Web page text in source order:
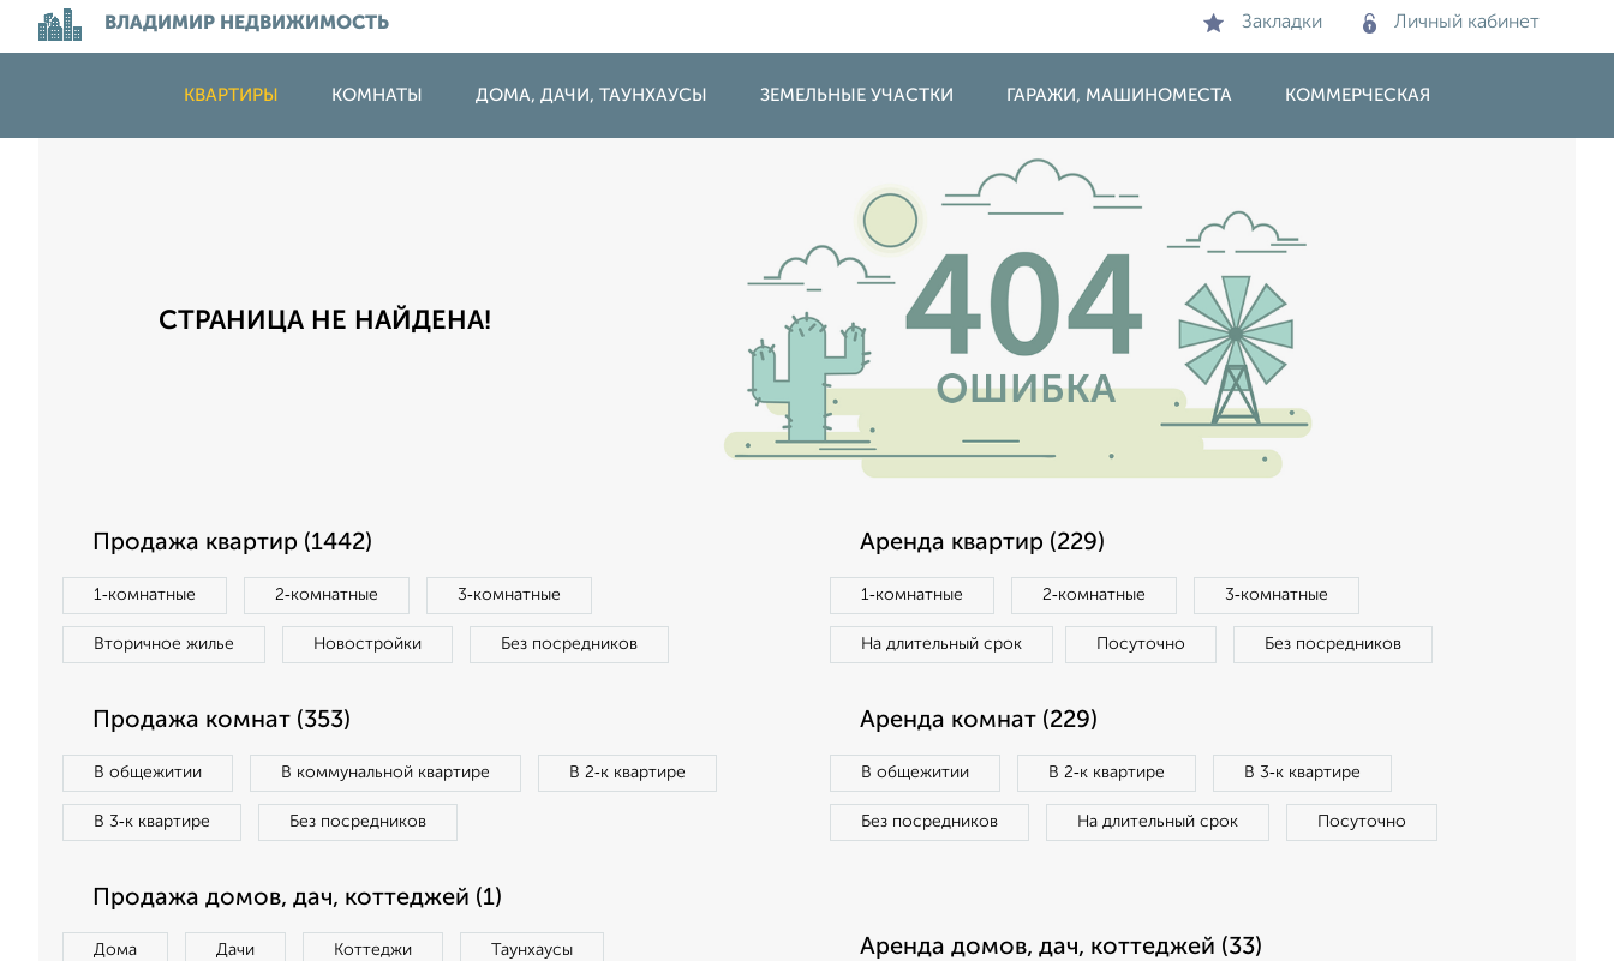
ВЛАДИМИР НЕДВИЖИМОСТЬ Закладки Личный кабинет
КВАРТИРЫ КОМНАТЫ ДОМА, ДАЧИ, ТАУНХАУСЫ ЗЕМЕЛЬНЫЕ УЧАСТКИ ГАРАЖИ, МАШИНОМЕСТА КОММЕРЧЕСКАЯ
СТРАНИЦА НЕ НАЙДЕНА!
Продажа квартир (1442)
1‑комнатные 2‑комнатные 3‑комнатные
Вторичное жилье Новостройки Без посредников
Аренда квартир (229)
1‑комнатные 2‑комнатные 3‑комнатные
На длительный срок Посуточно Без посредников
Продажа комнат (353)
В общежитии В коммунальной квартире В 2‑к квартире
В 3‑к квартире Без посредников
Аренда комнат (229)
В общежитии В 2‑к квартире В 3‑к квартире
Без посредников На длительный срок Посуточно
Продажа домов, дач, коттеджей (1)
Дома Дачи Коттеджи Таунхаусы Аренда домов, дач, коттеджей (33)